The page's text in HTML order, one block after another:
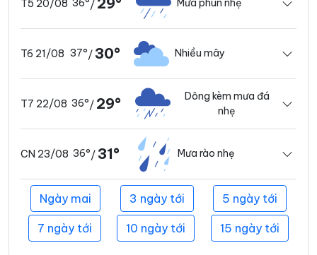
T5 20/08 36°/ Mưa phùn nhẹ
T6 21/08 37°/30° Nhiều mây
T7 22/08 36°/ 29°
Dông kèm mưa đá
nhẹ
CN 23/08 36°/31° Mưa rào nhẹ
Ngày mai 3 ngày tới 5 ngày tới
7 ngày tới 10 ngày tới 15 ngày tới